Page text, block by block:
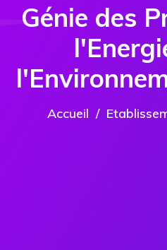
Génie des
Accueil